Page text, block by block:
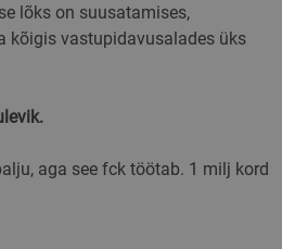
lõks on suusatamises,
kõigis vastupidavusalades üks
aga see fck töötab. 1 milj kord